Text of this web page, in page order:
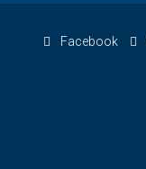
Facebook